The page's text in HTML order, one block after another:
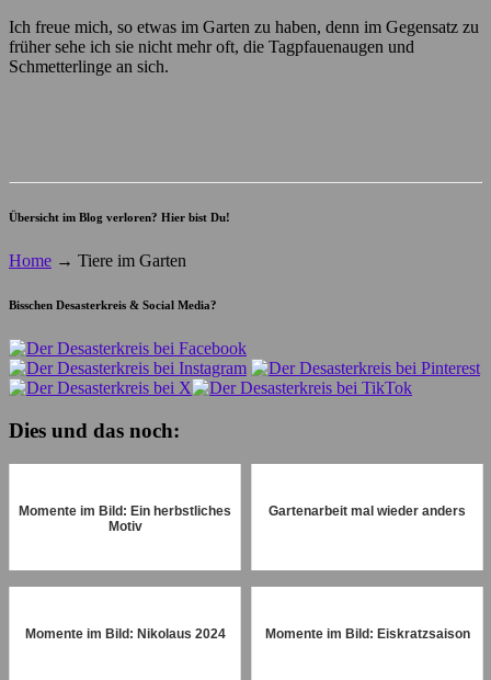
Ich freue mich, so etwas im Garten zu haben, denn im Gegensatz zu
früher sehe ich sie nicht mehr oft, die Tagpfauenaugen und
Schmetterlinge an sich.
Übersicht im Blog verloren? Hier bist Du!
Home → Tiere im Garten
Bisschen Desasterkreis & Social Media?
Dies und das noch:
Momente im Bild: Ein herbstliches
Motiv
Gartenarbeit mal wieder anders
Momente im Bild: Nikolaus 2024 Momente im Bild: Eiskratzsaison